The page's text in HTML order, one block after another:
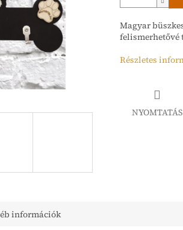
Magyar
felismerhetővé
Részletes
NYOMTATÁS
információk